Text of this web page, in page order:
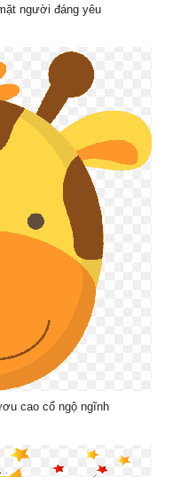
người đáng yêu
cao cổ ngộ ngĩnh